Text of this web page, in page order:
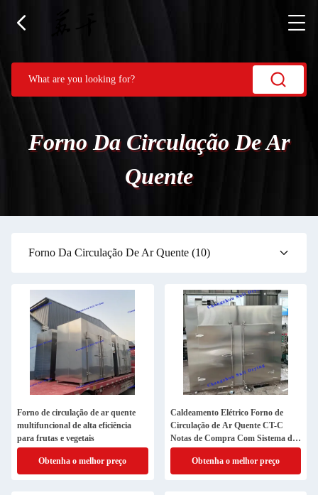
Forno Da Circulação De Ar
Quente
Forno Da Circulação De Ar Quente (10)
Forno de circulação de ar quente
multifuncional de alta eficiência
para frutas e vegetais
Obtenha o melhor preço
Caldeamento Elétrico Forno de
Circulação de Ar Quente CT-C
Notas de Compra Com Sistema de
Controle HMI PLC
Obtenha o melhor preço